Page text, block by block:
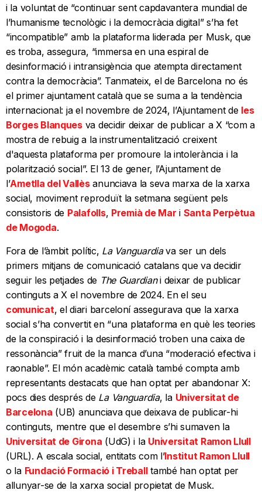
i la voluntat de “continuar sent capdavantera mundial de
l’humanisme tecnològic i la democràcia digital” s’ha fet
“incompatible” amb la plataforma liderada per Musk, que
es troba, assegura, “immersa en una espiral de
desinformació i intransigència que atempta directament
contra la democràcia”. Tanmateix, el de Barcelona no és
el primer ajuntament català que se suma a la tendència
internacional: ja el novembre de 2024, l’Ajuntament de les
Borges Blanquesva decidir deixar de publicar a X “com a
mostra de rebuig a la instrumentalització creixent
d'aquesta plataforma per promoure la intolerància i la
polarització social”. El 13 de gener, l’Ajuntament de
l’Ametlla del Vallèsanunciava la seva marxa de la xarxa
social, moviment reproduït la setmana següent pels
consistoris de Palafolls, Premià de Mar i Santa Perpètua
de Mogoda.
Fora de l’àmbit polític, La Vanguardiava ser un dels
primers mitjans de comunicació catalans que va decidir
seguir les petjades de The Guardiani deixar de publicar
continguts a X el novembre de 2024. En el seu
comunicat, el diari barceloní assegurava que la xarxa
social s’ha convertit en “una plataforma en què les teories
de la conspiració i la desinformació troben una caixa de
ressonància” fruit de la manca d’una “moderació efectiva i
raonable”. El món acadèmic català també compta amb
representants destacats que han optat per abandonar X:
pocs dies després de La Vanguardia, la Universitat de
Barcelona (UB) anunciava que deixava de publicar-hi
continguts, mentre que el desembre s’hi sumaven la
Universitat de Girona (UdG) i la Universitat Ramon Llull
(URL). A escala social, entitats com l’Institut Ramon Llull
o la Fundació Formació i Treballtambé han optat per
allunyar-se de la xarxa social propietat de Musk.